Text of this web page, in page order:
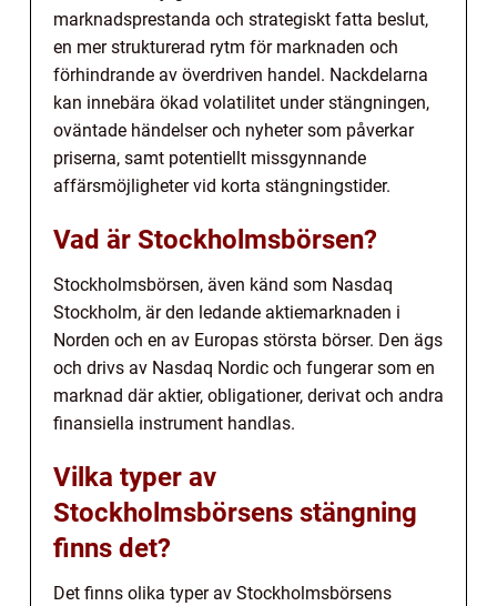
marknadsprestanda och strategiskt fatta beslut,
en mer strukturerad rytm för marknaden och
förhindrande av överdriven handel. Nackdelarna
kan innebära ökad volatilitet under stängningen,
oväntade händelser och nyheter som påverkar
priserna, samt potentiellt missgynnande
affärsmöjligheter vid korta stängningstider.
Vad är Stockholmsbörsen?
Stockholmsbörsen, även känd som Nasdaq
Stockholm, är den ledande aktiemarknaden i
Norden och en av Europas största börser. Den ägs
och drivs av Nasdaq Nordic och fungerar som en
marknad där aktier, obligationer, derivat och andra
finansiella instrument handlas.
Vilka typer av
Stockholmsbörsens stängning
finns det?
Det finns olika typer av Stockholmsbörsens